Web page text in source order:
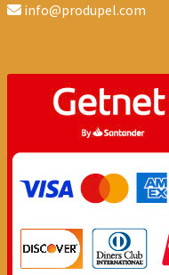
info@produpel.com